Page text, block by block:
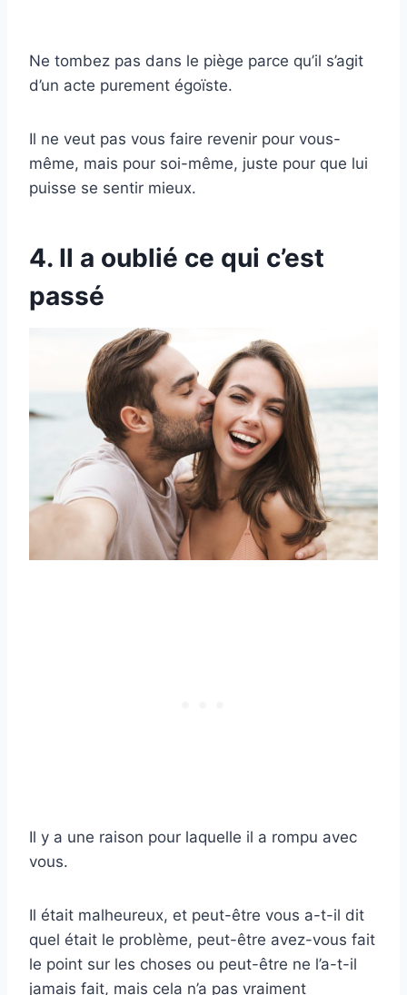
Ne tombez pas dans le piège parce qu’il s’agit
d’un acte purement égoïste.
Il ne veut pas vous faire revenir pour vous-
même, mais pour soi-même, juste pour que lui
puisse se sentir mieux.
4. Il a oublié ce qui c’est
passé
Il y a une raison pour laquelle il a rompu avec
vous.
Il était malheureux, et peut-être vous a-t-il dit
quel était le problème, peut-être avez-vous fait
le point sur les choses ou peut-être ne l’a-t-il
jamais fait, mais cela n’a pas vraiment